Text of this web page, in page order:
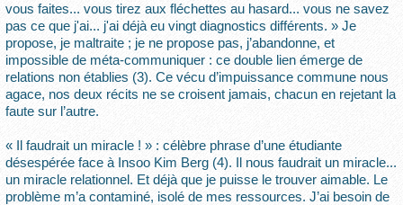
vous faites... vous tirez aux fléchettes au hasard... vous ne savez
pas ce que j'ai... j'ai déjà eu vingt diagnostics différents. » Je
propose, je maltraite ; je ne propose pas, j’abandonne, et
impossible de méta-communiquer : ce double lien émerge de
relations non établies (3). Ce vécu d’impuissance commune nous
agace, nos deux récits ne se croisent jamais, chacun en rejetant la
faute sur l’autre.
« Il faudrait un miracle ! » : célèbre phrase d’une étudiante
désespérée face à Insoo Kim Berg (4). Il nous faudrait un miracle...
un miracle relationnel. Et déjà que je puisse le trouver aimable. Le
problème m’a contaminé, isolé de mes ressources. J’ai besoin de